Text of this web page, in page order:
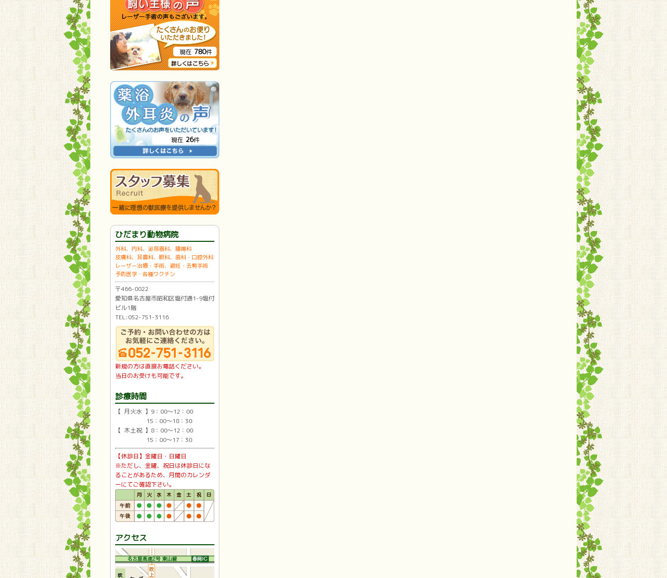
現在 780件
現在 26件
ひだまり動物病院
外科、内科、泌尿器科、腫瘍科
皮膚科、耳鼻科、眼科、歯科・口腔外科
レーザー治療・手術、避妊・去勢手術
予防医学・各種ワクチン
〒466-0022
愛知県名古屋市昭和区塩付通1-9塩付
ビル1階
TEL:052-751-3116
新規の方は直接お電話ください。
当日のお受けも可能です。
診療時間
【 月火水 】9：00〜12：00
15：00〜18：30
【 木土祝 】8：00〜12：00
15：00〜17：30
【休診日】金曜日・日曜日
※ただし、金曜、祝日は休診日にな
ることがあるため、月間のカレンダ
ーにてご確認下さい。
アクセス